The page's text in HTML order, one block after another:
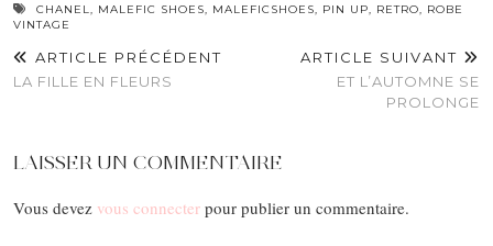
CHANEL, MALEFIC SHOES, MALEFICSHOES, PIN UP, RETRO, ROBE
VINTAGE
ARTICLE PRÉCÉDENT
LA FILLE EN FLEURS
ARTICLE SUIVANT
ET L’AUTOMNE SE
PROLONGE
LAISSER UN COMMENTAIRE
Vous devez vous connecter pour publier un commentaire.